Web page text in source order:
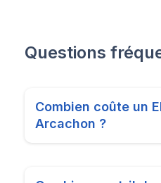
Questions
Combien coûte un
Arcachon ?